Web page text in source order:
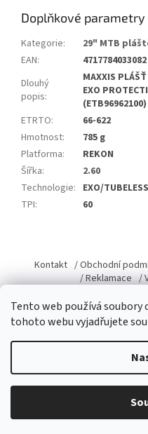
Tento web používá soubory
tohoto webu vyjadřujete
Doplňkové parametry
Kategorie:
29" MTB
EAN:
4717784033082
Dlouhý
popis:
MAXXIS
EXO
(ETB96962100)
ETRTO:
66-622
Hmotnost:
785 g
Platforma:
REKON
Šířka:
2.60
Technologie: EXO/
TPI: 60
p
a
Kontakt / Obchodní
/ Reklamace /
Copyright 2026Domacky.cz